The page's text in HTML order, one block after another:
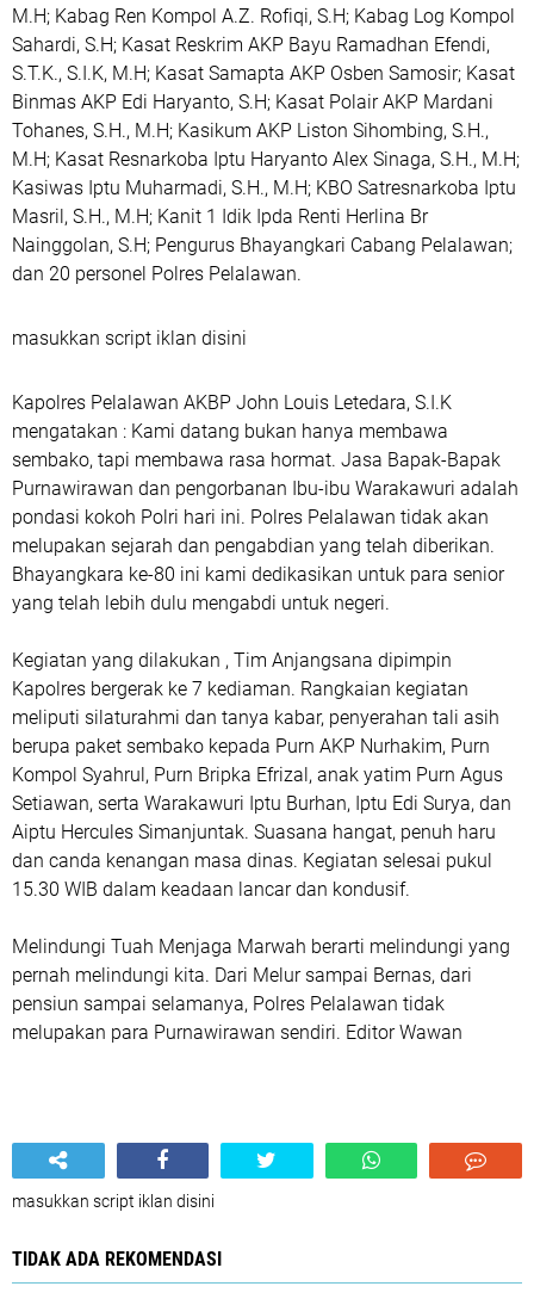
M.H; Kabag Ren Kompol A.Z. Rofiqi, S.H; Kabag Log Kompol
Sahardi, S.H; Kasat Reskrim AKP Bayu Ramadhan Efendi,
S.T.K., S.I.K, M.H; Kasat Samapta AKP Osben Samosir; Kasat
Binmas AKP Edi Haryanto, S.H; Kasat Polair AKP Mardani
Tohanes, S.H., M.H; Kasikum AKP Liston Sihombing, S.H.,
M.H; Kasat Resnarkoba Iptu Haryanto Alex Sinaga, S.H., M.H;
Kasiwas Iptu Muharmadi, S.H., M.H; KBO Satresnarkoba Iptu
Masril, S.H., M.H; Kanit 1 Idik Ipda Renti Herlina Br
Nainggolan, S.H; Pengurus Bhayangkari Cabang Pelalawan;
dan 20 personel Polres Pelalawan.
masukkan script iklan disini
Kapolres Pelalawan AKBP John Louis Letedara, S.I.K
mengatakan : Kami datang bukan hanya membawa
sembako, tapi membawa rasa hormat. Jasa Bapak-Bapak
Purnawirawan dan pengorbanan Ibu-ibu Warakawuri adalah
pondasi kokoh Polri hari ini. Polres Pelalawan tidak akan
melupakan sejarah dan pengabdian yang telah diberikan.
Bhayangkara ke-80 ini kami dedikasikan untuk para senior
yang telah lebih dulu mengabdi untuk negeri.
Kegiatan yang dilakukan , Tim Anjangsana dipimpin
Kapolres bergerak ke 7 kediaman. Rangkaian kegiatan
meliputi silaturahmi dan tanya kabar, penyerahan tali asih
berupa paket sembako kepada Purn AKP Nurhakim, Purn
Kompol Syahrul, Purn Bripka Efrizal, anak yatim Purn Agus
Setiawan, serta Warakawuri Iptu Burhan, Iptu Edi Surya, dan
Aiptu Hercules Simanjuntak. Suasana hangat, penuh haru
dan canda kenangan masa dinas. Kegiatan selesai pukul
15.30 WIB dalam keadaan lancar dan kondusif.
Melindungi Tuah Menjaga Marwah berarti melindungi yang
pernah melindungi kita. Dari Melur sampai Bernas, dari
pensiun sampai selamanya, Polres Pelalawan tidak
melupakan para Purnawirawan sendiri. Editor Wawan
masukkan script iklan disini
TIDAK ADA REKOMENDASI